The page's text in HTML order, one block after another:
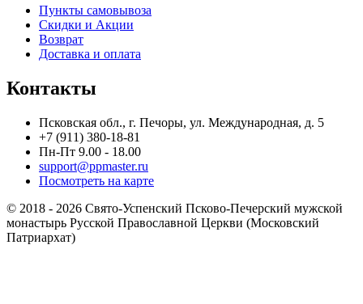
Пункты самовывоза
Скидки и Акции
Возврат
Доставка и оплата
Контакты
Псковская обл., г. Печоры, ул. Международная, д. 5
+7 (911) 380-18-81
Пн-Пт 9.00 - 18.00
support@ppmaster.ru
Посмотреть на карте
© 2018 - 2026 Свято-Успенский Псково-Печерский мужской
монастырь Русской Православной Церкви (Московский
Патриархат)